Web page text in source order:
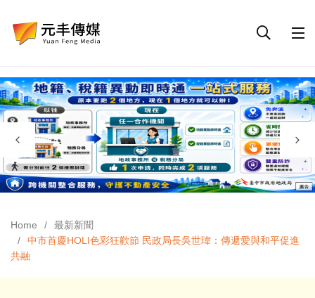
Home
最新新聞
中市首慶HOLI色彩狂歡節 民政局長吳世瑋：傳遞愛與和平促進
共融